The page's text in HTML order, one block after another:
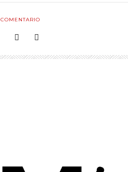
COMENTARIO